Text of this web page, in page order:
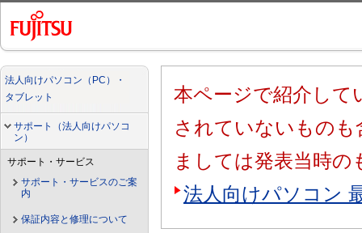
法人向けパソコン（PC）・
タブレット
サポート（法人向けパソコ
ン）
サポート・サービス
サポート・サービスのご案
内
保証内容と修理について
本ページで紹介して
されていないもの
ましては発表当時の
法人向けパソコン